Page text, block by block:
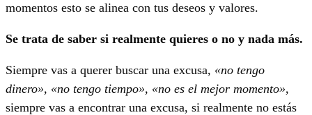
momentos esto se alinea con tus deseos y valores.
Se trata de saber si realmente quieres o no y nada más.
Siempre vas a querer buscar una excusa, «no tengo
dinero», «no tengo tiempo», «no es el mejor momento»,
siempre vas a encontrar una excusa, si realmente no estás